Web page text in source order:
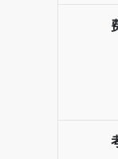
我校
作为
这些
而且